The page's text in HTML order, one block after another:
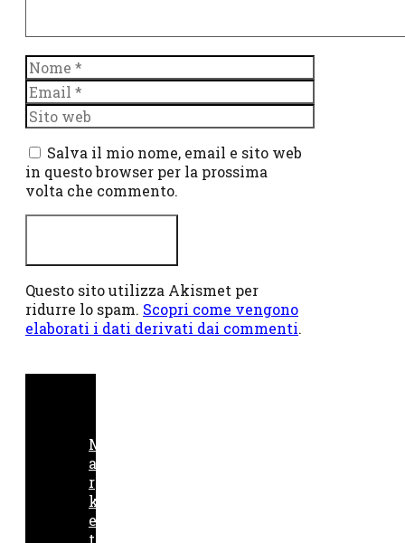
Nome
Email
Sito
web
Salva il mio nome, email e sito web
in questo browser per la prossima
volta che commento.
Questo sito utilizza Akismet per
ridurre lo spam. Scopri come vengono
elaborati i dati derivati dai commenti.
M
a
r
k
e
t